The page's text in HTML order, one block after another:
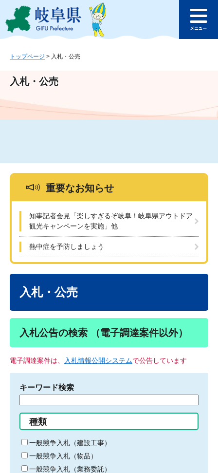
ジ
ュ
文
このページの本文へ
ュ
トップページ > 入札・公売
入札・公売
重要なお知らせ
知事記者会見「楽しすぎるぞ岐阜！岐阜県アウトドア
観光キャンペーンを実施」他
熱中症を予防しましょう
入札・公売
入札公告の検索 （電子調達案件以外）
電子調達案件は、 入札情報公開システムで公告しています
キーワード検索
る
キ
ー
ワ
ー
種類
一般競争入札（建設工事）
一般競争入札（物品）
一般競争入札（業務委託）